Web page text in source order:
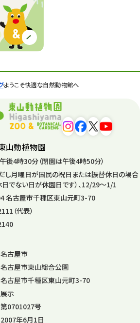
ようこそ快適な自然動物館へ
山動植物園
後4時30分（閉園は午後4時50分）
し月曜日が国民の祝日または振替休日の場合
でない日が休園日です）、12/29～1/1
名古屋市千種区東山元町3-70
（代表）
名古屋市
名古屋市東山総合公園
名古屋市千種区東山元町3-70
展示
第0701027号
2007年6月1日